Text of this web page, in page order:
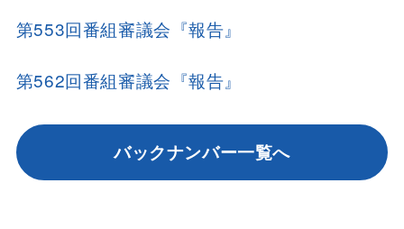
第553回番組審議会『報告』
第562回番組審議会『報告』
バックナンバー一覧へ